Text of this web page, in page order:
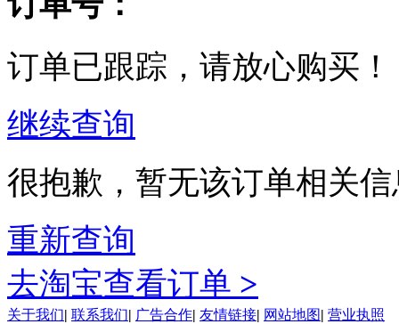
订单已跟踪，请放心购买！
继续查询
很抱歉，暂无该订单相关
重新查询
去淘宝查看订单 >
关于我们 联系我们 广告合作 友情链接 网站地图 营业执照